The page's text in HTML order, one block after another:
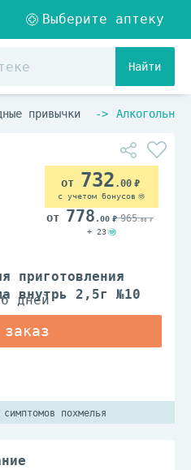
Найти
привычки
приготовления
внутрь 2,5г №10
732 .00
с учетом бонусов
778 .00 965.00
+ 23
похмелья